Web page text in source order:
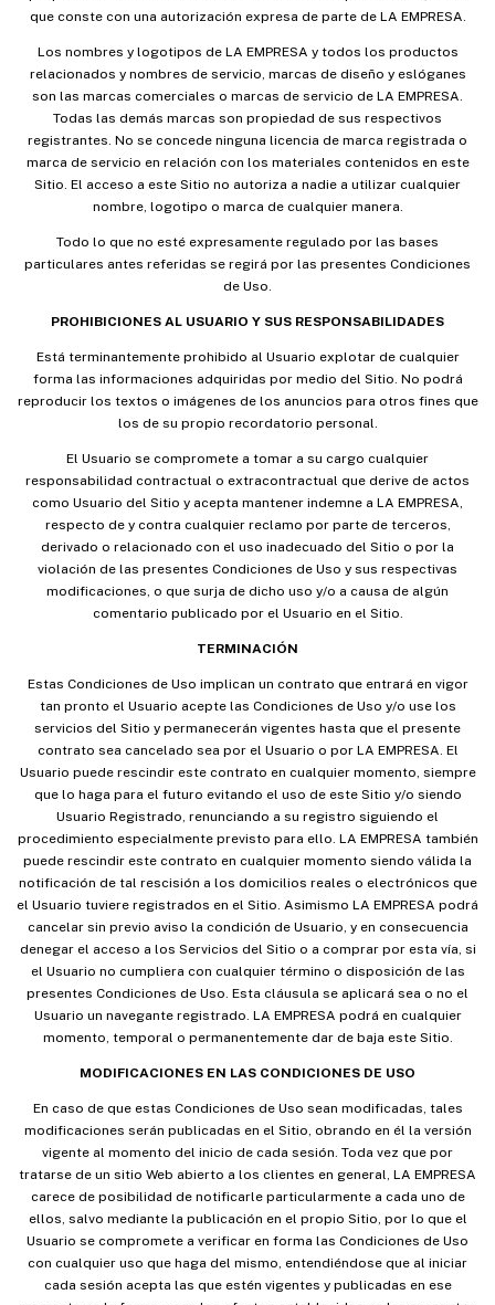
que conste con una autorización expresa de parte de LA EMPRESA.
Los nombres y logotipos de LA EMPRESA y todos los productos
relacionados y nombres de servicio, marcas de diseño y eslóganes
son las marcas comerciales o marcas de servicio de LA EMPRESA.
Todas las demás marcas son propiedad de sus respectivos
registrantes. No se concede ninguna licencia de marca registrada o
marca de servicio en relación con los materiales contenidos en este
Sitio. El acceso a este Sitio no autoriza a nadie a utilizar cualquier
nombre, logotipo o marca de cualquier manera.
Todo lo que no esté expresamente regulado por las bases
particulares antes referidas se regirá por las presentes Condiciones
de Uso.
PROHIBICIONES AL USUARIO Y SUS RESPONSABILIDADES
Está terminantemente prohibido al Usuario explotar de cualquier
forma las informaciones adquiridas por medio del Sitio. No podrá
reproducir los textos o imágenes de los anuncios para otros fines que
los de su propio recordatorio personal.
El Usuario se compromete a tomar a su cargo cualquier
responsabilidad contractual o extracontractual que derive de actos
como Usuario del Sitio y acepta mantener indemne a LA EMPRESA,
respecto de y contra cualquier reclamo por parte de terceros,
derivado o relacionado con el uso inadecuado del Sitio o por la
violación de las presentes Condiciones de Uso y sus respectivas
modificaciones, o que surja de dicho uso y/o a causa de algún
comentario publicado por el Usuario en el Sitio.
TERMINACIÓN
Estas Condiciones de Uso implican un contrato que entrará en vigor
tan pronto el Usuario acepte las Condiciones de Uso y/o use los
servicios del Sitio y permanecerán vigentes hasta que el presente
contrato sea cancelado sea por el Usuario o por LA EMPRESA. El
Usuario puede rescindir este contrato en cualquier momento, siempre
que lo haga para el futuro evitando el uso de este Sitio y/o siendo
Usuario Registrado, renunciando a su registro siguiendo el
procedimiento especialmente previsto para ello. LA EMPRESA también
puede rescindir este contrato en cualquier momento siendo válida la
notificación de tal rescisión a los domicilios reales o electrónicos que
el Usuario tuviere registrados en el Sitio. Asimismo LA EMPRESA podrá
cancelar sin previo aviso la condición de Usuario, y en consecuencia
denegar el acceso a los Servicios del Sitio o a comprar por esta vía, si
el Usuario no cumpliera con cualquier término o disposición de las
presentes Condiciones de Uso. Esta cláusula se aplicará sea o no el
Usuario un navegante registrado. LA EMPRESA podrá en cualquier
momento, temporal o permanentemente dar de baja este Sitio.
MODIFICACIONES EN LAS CONDICIONES DE USO
En caso de que estas Condiciones de Uso sean modificadas, tales
modificaciones serán publicadas en el Sitio, obrando en él la versión
vigente al momento del inicio de cada sesión. Toda vez que por
tratarse de un sitio Web abierto a los clientes en general, LA EMPRESA
carece de posibilidad de notificarle particularmente a cada uno de
ellos, salvo mediante la publicación en el propio Sitio, por lo que el
Usuario se compromete a verificar en forma las Condiciones de Uso
con cualquier uso que haga del mismo, entendiéndose que al iniciar
cada sesión acepta las que estén vigentes y publicadas en ese